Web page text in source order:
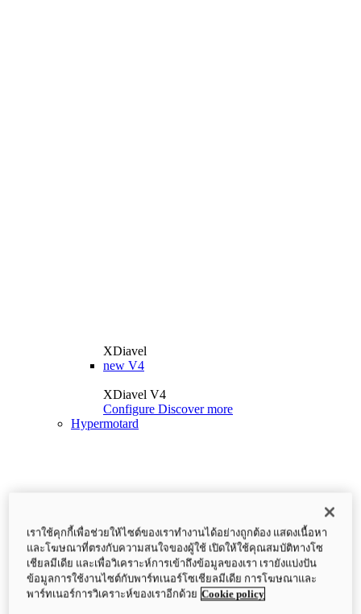
XDiavel
new V4
XDiavel V4
Configure Discover more
Hypermotard
เราใช้คุกกี้เพื่อช่วยให้ไซต์ของเราทำงานได้อย่างถูกต้อง แสดงเนื้อหา
และโฆษณาที่ตรงกับความสนใจของผู้ใช้ เปิดให้ใช้คุณสมบัติทางโซ
เชียลมีเดีย และเพื่อวิเคราะห์การเข้าถึงข้อมูลของเรา เรายังแบ่งปัน
ข้อมูลการใช้งานไซต์กับพาร์ทเนอร์โซเชียลมีเดีย การโฆษณาและ
พาร์ทเนอร์การวิเคราะห์ของเราอีกด้วย Cookie policy